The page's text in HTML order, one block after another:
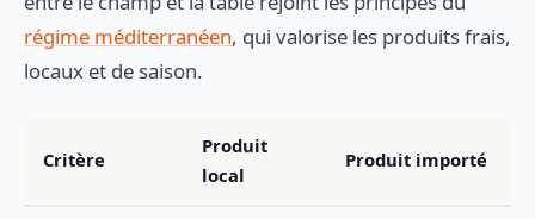
régime méditerranéen, qui valorise les produits frais,
locaux et de saison.
Critère
Produit
local
Produit importé